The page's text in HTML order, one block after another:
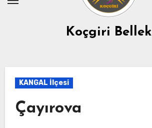
Koçgiri Bellek
KANGAL İlçesi
Çayırova